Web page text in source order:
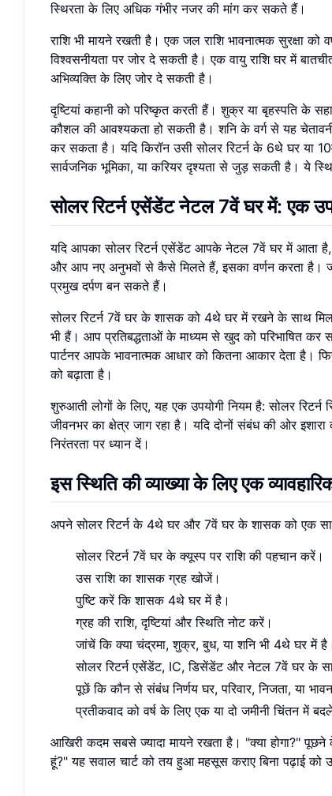
स्थिरता के लिए अधिक गंभीर नजर की मांग कर सकते हैं।
राशि भी मायने रखती है। एक जल राशि भावनात्मक सुरक्षा को
विश्वसनीयता पर जोर दे सकती है। एक वायु राशि घर में
अभिव्यक्ति के लिए जोर दे सकती है।
दृष्टियां कहानी को परिष्कृत करती हैं। शुक्र या बृहस्पति
कौशल की आवश्यकता हो सकती है। शनि के वर्ग से यह
कर सकता है। यदि किरॉन उसी सोलर रिटर्न के 6थे घर या
सार्वजनिक भूमिका, या करियर दृश्यता से जुड़ सकती है। ये
सोलर रिटर्न एसेंडेंट नेटल 7वें घर में: एक
यदि आपका सोलर रिटर्न एसेंडेंट आपके नेटल 7वें घर में आता है,
और आप नए अनुभवों से कैसे मिलते हैं, इसका वर्णन करता है।
प्रमुख दर्पण बन सकते हैं।
सोलर रिटर्न 7वें घर के शासक को 4थे घर में रखने के साथ
भी हैं। आप प्रतिबद्धताओं के माध्यम से खुद को परिभाषित
पार्टनर आपके भावनात्मक आधार को कितना आकार देता है।
को बढ़ाता है।
शुरुआती लोगों के लिए, यह एक उपयोगी नियम है: सोलर
जीवनभर का क्षेत्र जाग रहा है। यदि दोनों संबंध की ओर
निरंतरता पर ध्यान दें।
इस स्थिति की व्याख्या के लिए एक
अपने सोलर रिटर्न के 4थे घर और 7वें घर के शासक को एक
सोलर रिटर्न 7वें घर के क्यूस्प पर राशि की पहचान करें।
उस राशि का शासक ग्रह खोजें।
पुष्टि करें कि शासक 4थे घर में है।
ग्रह की राशि, दृष्टियां और स्थिति नोट करें।
जांचें कि क्या चंद्रमा, शुक्र, बुध, या शनि भी 4थे घर में है।
सोलर रिटर्न एसेंडेंट, IC, डिसेंडेंट और नेटल 7वें घर के
पूछें कि कौन से संबंध निर्णय घर, परिवार, निजता, या
प्रतीकवाद को वर्ष के लिए एक या दो जमीनी चिंतन में
आखिरी कदम सबसे ज्यादा मायने रखता है। "क्या होगा?"
हूं?" यह सवाल चार्ट को तय हुआ महसूस कराए बिना पढ़ाई को